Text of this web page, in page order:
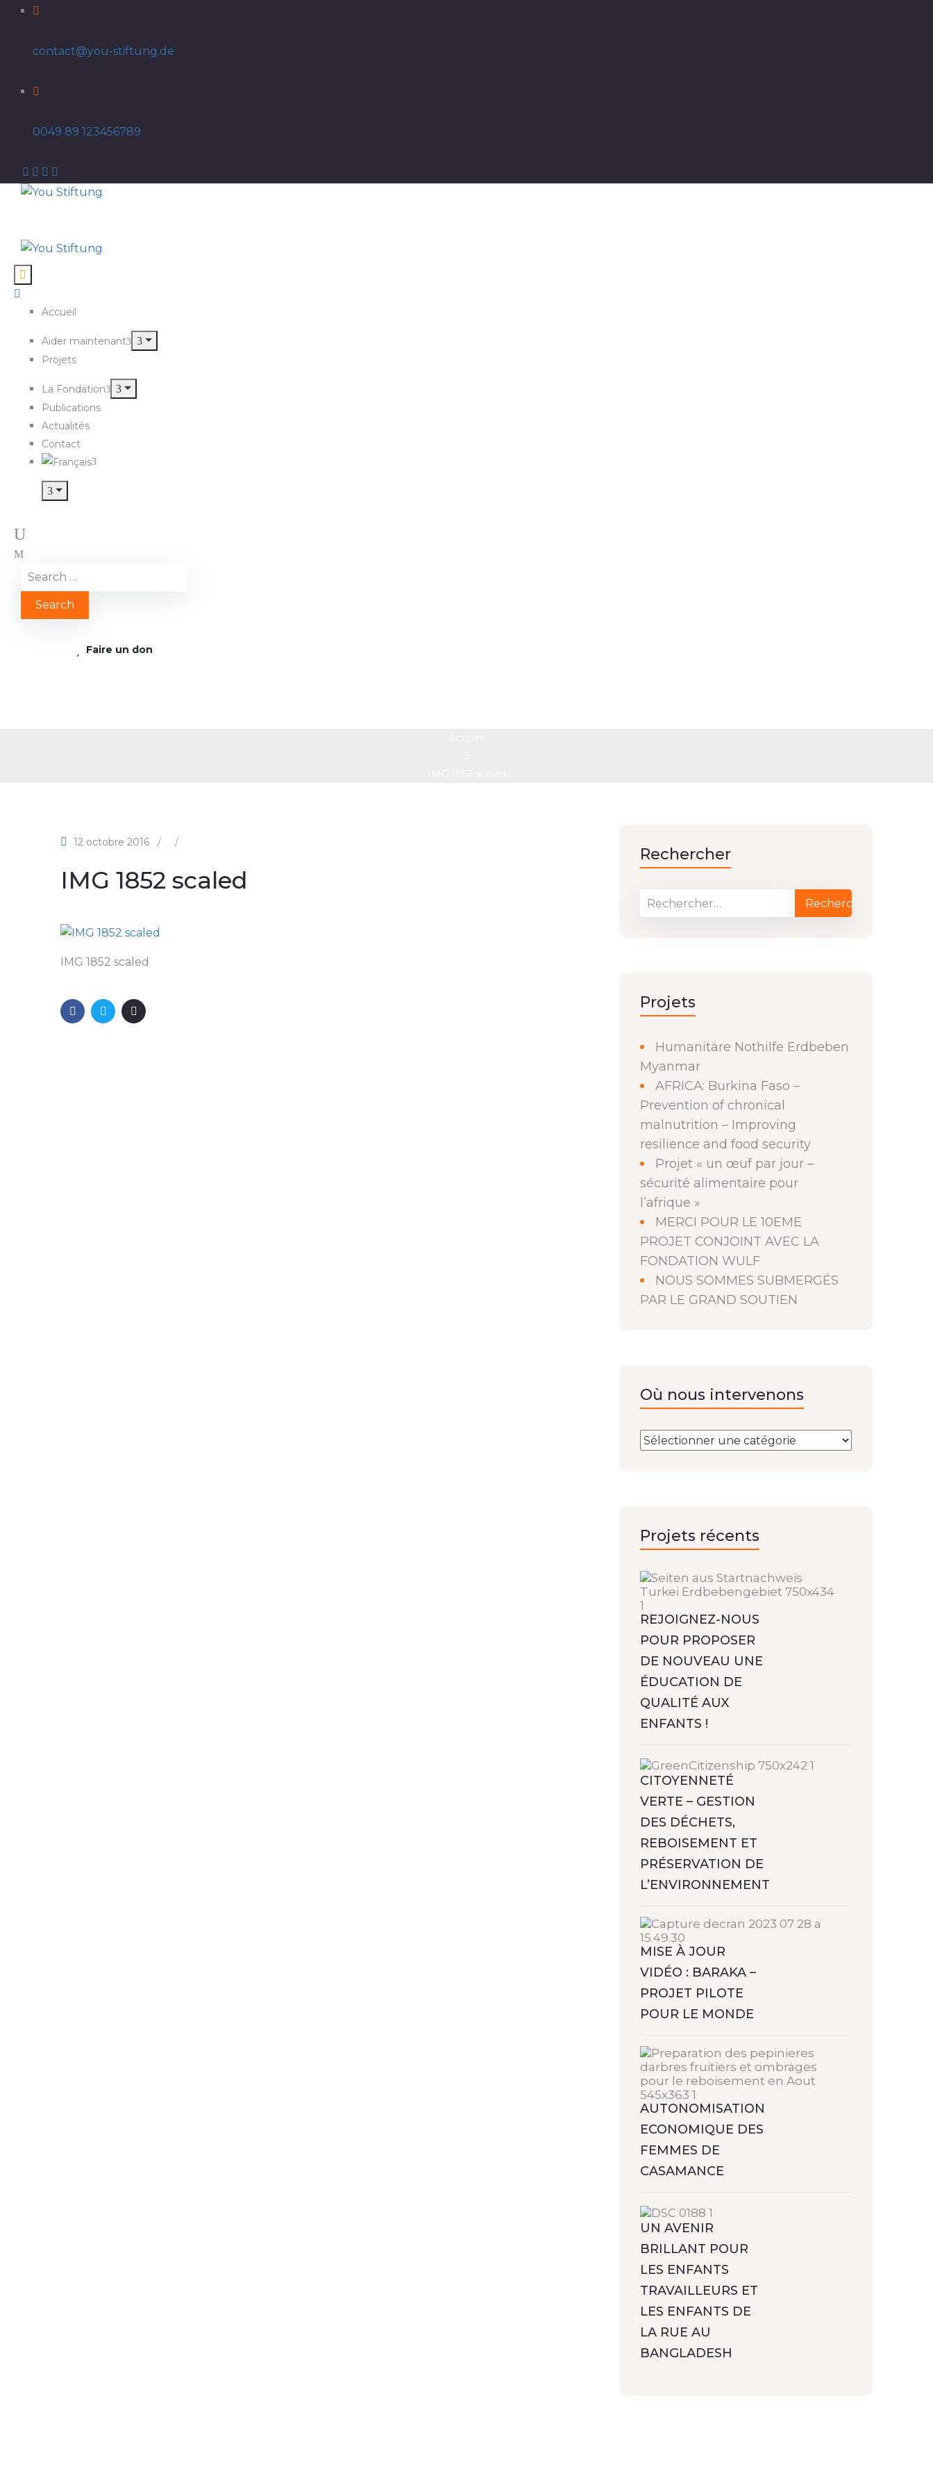
contact@you-stiftung.de
0049 89 123456789
Accueil
Aider maintenant
Projets
La Fondation
Publications
Actualités
Contact
Faire un don
12 octobre 2016 / /
IMG 1852 scaled
IMG 1852 scaled
Rechercher
Projets
Humanitäre Nothilfe Erdbeben
Myanmar
AFRICA: Burkina Faso –
Prevention of chronical
malnutrition – Improving
resilience and food security
Projet « un œuf par jour –
sécurité alimentaire pour
l’afrique »
MERCI POUR LE 10EME
PROJET CONJOINT AVEC LA
FONDATION WULF
NOUS SOMMES SUBMERGÉS
PAR LE GRAND SOUTIEN
Où nous intervenons
Projets récents
REJOIGNEZ-NOUS
POUR PROPOSER
DE NOUVEAU UNE
ÉDUCATION DE
QUALITÉ AUX
ENFANTS !
CITOYENNETÉ
VERTE – GESTION
DES DÉCHETS,
REBOISEMENT ET
PRÉSERVATION DE
L’ENVIRONNEMENT
MISE À JOUR
VIDÉO : BARAKA –
PROJET PILOTE
POUR LE MONDE
AUTONOMISATION
ECONOMIQUE DES
FEMMES DE
CASAMANCE
UN AVENIR
BRILLANT POUR
LES ENFANTS
TRAVAILLEURS ET
LES ENFANTS DE
LA RUE AU
BANGLADESH